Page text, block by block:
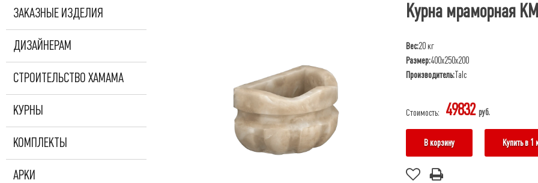
ЗАКАЗНЫЕ ИЗДЕЛИЯ
ДИЗАЙНЕРАМ
СТРОИТЕЛЬСТВО ХАМАМА
КУРНЫ
КОМПЛЕКТЫ
АРКИ
Курна мраморная
Вес:20 кг
Размер:400х250х200
Производитель:Talc
Стоимость: 49832 руб.
В корзину Купить в 1